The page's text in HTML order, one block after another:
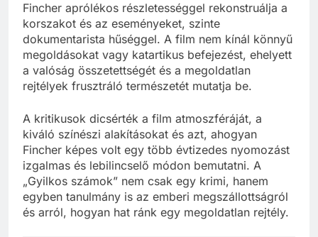
Fincher aprólékos részletességgel rekonstruálja a
korszakot és az eseményeket, szinte
dokumentarista hűséggel. A film nem kínál könnyű
megoldásokat vagy katartikus befejezést, ehelyett
a valóság összetettségét és a megoldatlan
rejtélyek frusztráló természetét mutatja be.
A kritikusok dicsérték a film atmoszféráját, a
kiváló színészi alakításokat és azt, ahogyan
Fincher képes volt egy több évtizedes nyomozást
izgalmas és lebilincselő módon bemutatni. A
„Gyilkos számok” nem csak egy krimi, hanem
egyben tanulmány is az emberi megszállottságról
és arról, hogyan hat ránk egy megoldatlan rejtély.